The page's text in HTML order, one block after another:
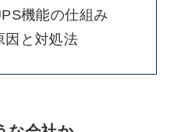
機能の仕組み
因と対処法